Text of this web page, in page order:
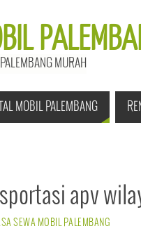
MURAH
MOBIL PALEMBANG
apv
SEWA MOBIL PALEMBANG